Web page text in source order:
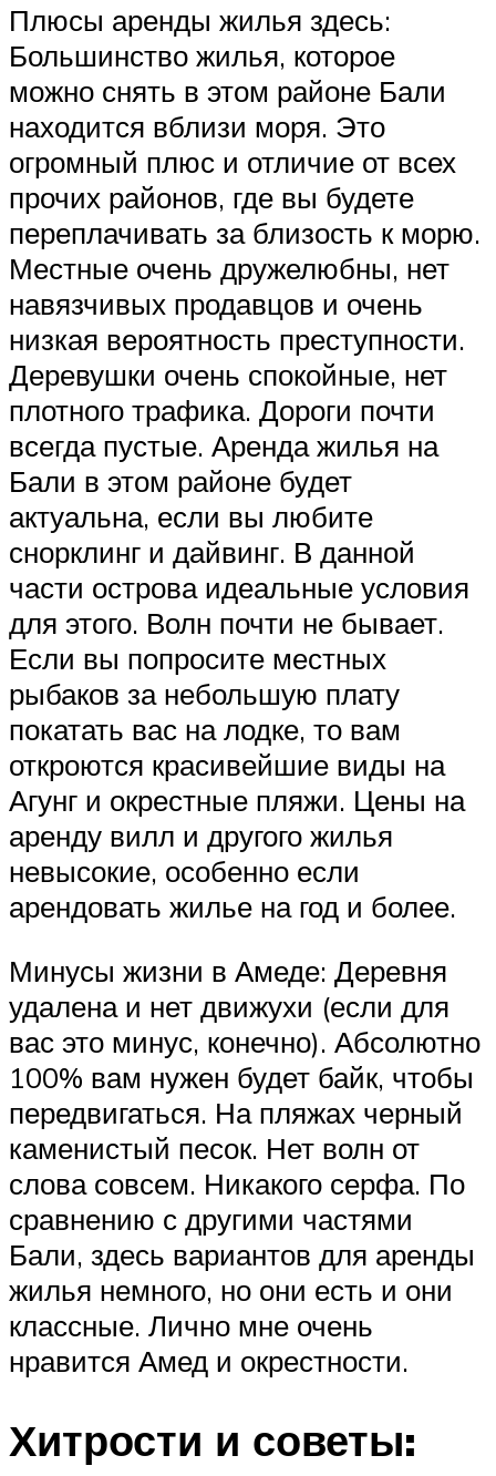
Плюсы аренды жилья здесь:
Большинство жилья, которое
можно снять в этом районе Бали
находится вблизи моря. Это
огромный плюс и отличие от всех
прочих районов, где вы будете
переплачивать за близость к морю.
Местные очень дружелюбны, нет
навязчивых продавцов и очень
низкая вероятность преступности.
Деревушки очень спокойные, нет
плотного трафика. Дороги почти
всегда пустые. Аренда жилья на
Бали в этом районе будет
актуальна, если вы любите
снорклинг и дайвинг. В данной
части острова идеальные условия
для этого. Волн почти не бывает.
Если вы попросите местных
рыбаков за небольшую плату
покатать вас на лодке, то вам
откроются красивейшие виды на
Агунг и окрестные пляжи. Цены на
аренду вилл и другого жилья
невысокие, особенно если
арендовать жилье на год и более.
Минусы жизни в Амеде: Деревня
удалена и нет движухи (если для
вас это минус, конечно). Абсолютно
100% вам нужен будет байк, чтобы
передвигаться. На пляжах черный
каменистый песок. Нет волн от
слова совсем. Никакого серфа. По
сравнению с другими частями
Бали, здесь вариантов для аренды
жилья немного, но они есть и они
классные. Лично мне очень
нравится Амед и окрестности.
Хитрости и советы: